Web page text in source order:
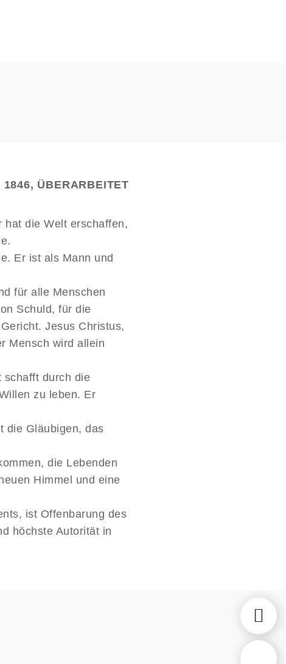
ÜBERARBEITET
hat die Welt erschaffen,
Er ist als Mann und
für alle Menschen
Schuld, für die
Jesus Christus,
Mensch wird allein
schafft durch die
zu leben. Er
die Gläubigen, das
die Lebenden
Himmel und eine
ist Offenbarung des
höchste Autorität in